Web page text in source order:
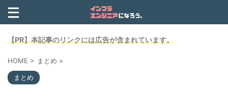
【PR】本記事のリンクには広告が含まれています。
HOME > まとめ >
まとめ